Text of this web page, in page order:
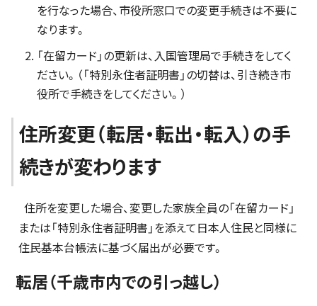
を行なった場合、市役所窓口での変更手続きは不要に
なります。
「在留カード」の更新は、入国管理局で手続きをしてく
ださい。（「特別永住者証明書」の切替は、引き続き市
役所で手続きをしてください。）
住所変更（転居・転出・転入）の手
続きが変わります
住所を変更した場合、変更した家族全員の「在留カード」
または「特別永住者証明書」を添えて日本人住民と同様に
住民基本台帳法に基づく届出が必要です。
転居（千歳市内での引っ越し）